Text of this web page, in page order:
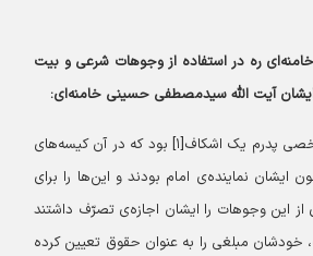
ره در استفاده از وجوهات شرعی و بیت
ایشان آیت الله سیدمصطفی حسینی خامنه‌ای:
قبل از انقلاب، در اتاق شخصی پدرم یک اشکاف[۱] بود که در آن کیسه‌های
نماینده‌ی امام بودند و این‌ها را برای
این وجوهات را ایشان اجازه‌ی تصرّف داشتند
خودشان مبلغی را به عنوان حقوق تعیین کرده